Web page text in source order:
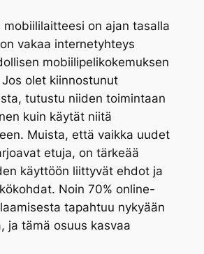
on ajan tasalla
vakaa internetyhteys
mobiilipelikokemuksen
olet kiinnostunut
tutustu niiden toimintaan
kuin käytät niitä
Muista, että vaikka uudet
etuja, on tärkeää
käyttöön liittyvät ehdot ja
Noin 70% online-
tapahtuu nykyään
ja tämä osuus kasvaa